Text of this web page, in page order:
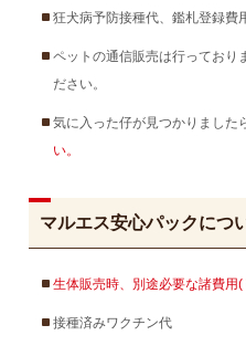
狂犬病予防接種代、鑑札登録費
ペットの通信販売は行っており
ださい。
気に入った仔が見つかりました
い。
マルエス安心パックにつ
生体販売時、別途必要な諸費用
接種済みワクチン代